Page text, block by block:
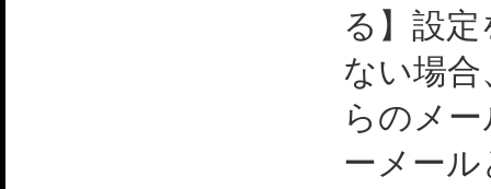
る】設
ない場
らのメ
ーメー